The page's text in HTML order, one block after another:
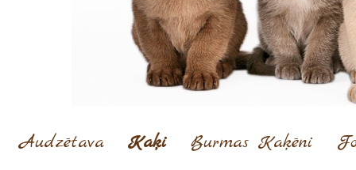
Audzētava Kaķi Burmas Kaķēni